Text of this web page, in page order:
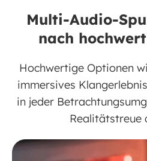
Multi-Audio-
nach
Hochwertige Optionen
immersives
in jeder
Realitätstreue